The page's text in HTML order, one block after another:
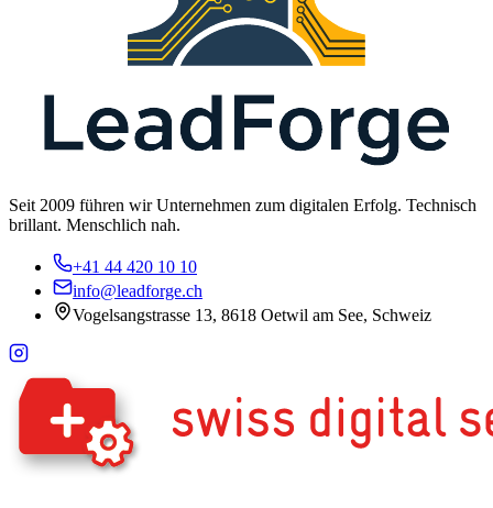
Seit 2009 führen wir Unternehmen zum digitalen Erfolg. Technisch
brillant. Menschlich nah.
+41 44 420 10 10
info@leadforge.ch
Vogelsangstrasse 13, 8618 Oetwil am See, Schweiz